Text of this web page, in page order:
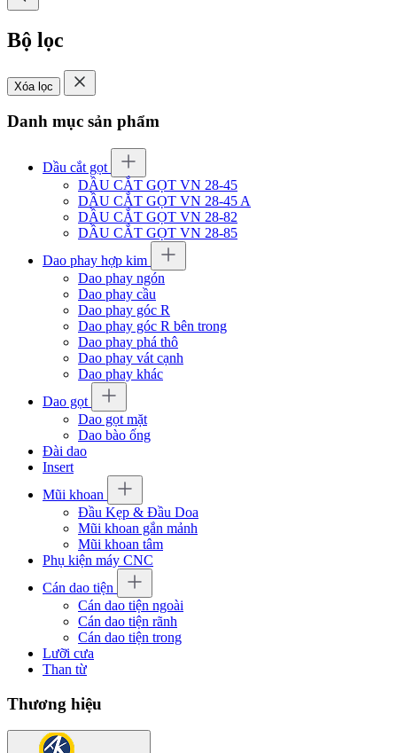
Bộ lọc
Xóa lọc
Danh mục sản phẩm
Dầu cắt gọt
DẦU CẮT GỌT VN 28-45
DẦU CẮT GỌT VN 28-45 A
DẦU CẮT GỌT VN 28-82
DẦU CẮT GỌT VN 28-85
Dao phay hợp kim
Dao phay ngón
Dao phay cầu
Dao phay góc R
Dao phay góc R bên trong
Dao phay phá thô
Dao phay vát cạnh
Dao phay khác
Dao gọt
Dao gọt mặt
Dao bào ống
Đài dao
Insert
Mũi khoan
Đầu Kẹp & Đầu Doa
Mũi khoan gắn mảnh
Mũi khoan tâm
Phụ kiện máy CNC
Cán dao tiện
Cán dao tiện ngoài
Cán dao tiện rãnh
Cán dao tiện trong
Lưỡi cưa
Than từ
Thương hiệu